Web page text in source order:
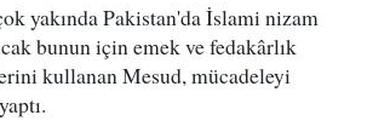
yakında Pakistan'da İslami nizam
bunun için emek ve fedakârlık
kullanan Mesud, mücadeleyi